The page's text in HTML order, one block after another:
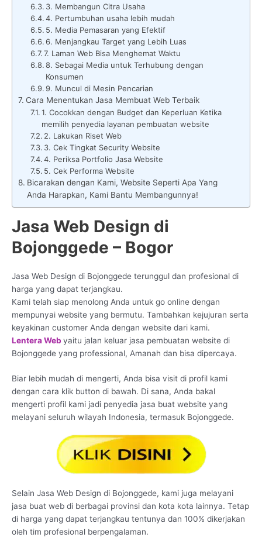
3. Membangun Citra Usaha
4. Pertumbuhan usaha lebih mudah
5. Media Pemasaran yang Efektif
6. Menjangkau Target yang Lebih Luas
7. Laman Web Bisa Menghemat Waktu
8. Sebagai Media untuk Terhubung dengan
Konsumen
9. Muncul di Mesin Pencarian
Cara Menentukan Jasa Membuat Web Terbaik
1. Cocokkan dengan Budget dan Keperluan Ketika
memilih penyedia layanan pembuatan website
2. Lakukan Riset Web
3. Cek Tingkat Security Website
4. Periksa Portfolio Jasa Website
5. Cek Performa Website
Bicarakan dengan Kami, Website Seperti Apa Yang
Anda Harapkan, Kami Bantu Membangunnya!
Jasa Web Design di
Bojonggede – Bogor
Jasa Web Design di Bojonggede terunggul dan profesional di
harga yang dapat terjangkau.
Kami telah siap menolong Anda untuk go online dengan
mempunyai website yang bermutu. Tambahkan kejujuran serta
keyakinan customer Anda dengan website dari kami.
Lentera Web yaitu jalan keluar jasa pembuatan website di
Bojonggede yang professional, Amanah dan bisa dipercaya.
Biar lebih mudah di mengerti, Anda bisa visit di profil kami
dengan cara klik button di bawah. Di sana, Anda bakal
mengerti profil kami jadi penyedia jasa buat website yang
melayani seluruh wilayah Indonesia, termasuk Bojonggede.
Selain Jasa Web Design di Bojonggede, kami juga melayani
jasa buat web di berbagai provinsi dan kota kota lainnya. Tetap
di harga yang dapat terjangkau tentunya dan 100% dikerjakan
oleh tim profesional berpengalaman.